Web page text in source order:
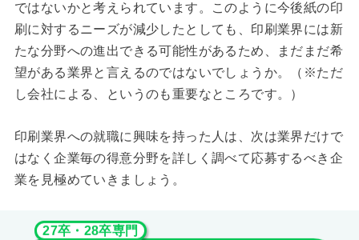
ではないかと考えられています。このように今後紙の印
刷に対するニーズが減少したとしても、印刷業界には新
たな分野への進出できる可能性があるため、まだまだ希
望がある業界と言えるのではないでしょうか。（※ただ
し会社による、というのも重要なところです。）
印刷業界への就職に興味を持った人は、次は業界だけで
はなく企業毎の得意分野を詳しく調べて応募するべき企
業を見極めていきましょう。
27卒・28卒専門